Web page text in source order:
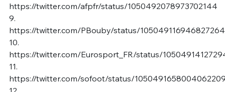
https://twitter.com/afpfr/status/1050492078973702144
9.
https://twitter.com/PBouby/status/
10.
https://twitter.com/Eurosport_FR/status/
11.
https://twitter.com/sofoot/status/